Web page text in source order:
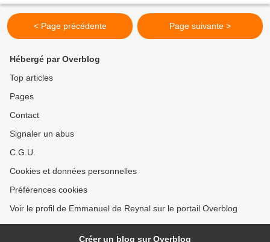
< Page précédente Page suivante >
Hébergé par Overblog
Top articles
Pages
Contact
Signaler un abus
C.G.U.
Cookies et données personnelles
Préférences cookies
Voir le profil de Emmanuel de Reynal sur le portail Overblog
Créer un blog sur Overblog